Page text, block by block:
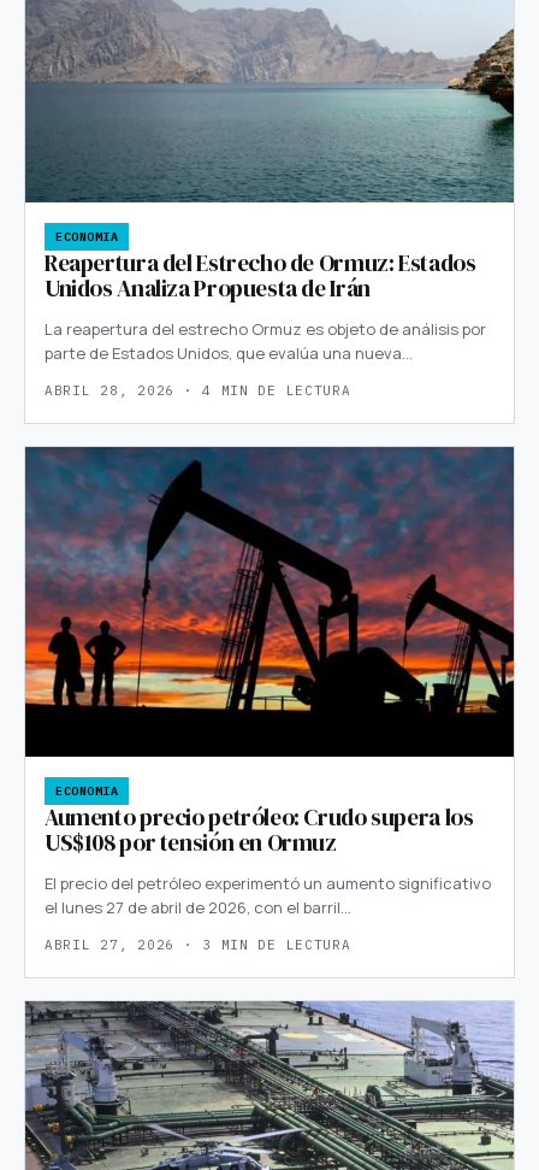
ECONOMIA
Reapertura del Estrecho de Ormuz: Estados
Unidos Analiza Propuesta de Irán
La reapertura del estrecho Ormuz es objeto de análisis por
parte de Estados Unidos, que evalúa una nueva…
ABRIL 28, 2026 · 4 MIN DE LECTURA
ECONOMIA
Aumento precio petróleo: Crudo supera los
US$108 por tensión en Ormuz
El precio del petróleo experimentó un aumento significativo
el lunes 27 de abril de 2026, con el barril…
ABRIL 27, 2026 · 3 MIN DE LECTURA